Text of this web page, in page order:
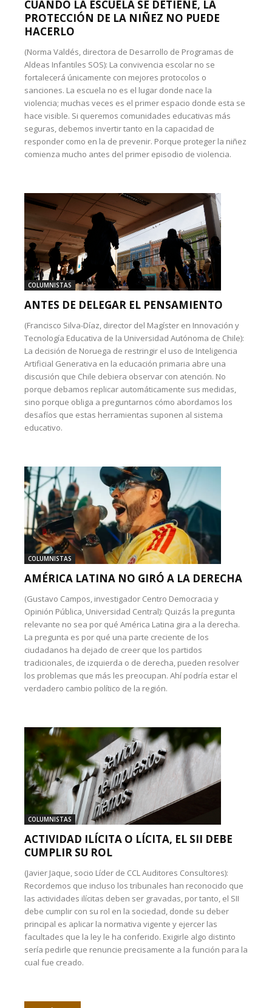
CUANDO LA ESCUELA SE DETIENE, LA
PROTECCIÓN DE LA NIÑEZ NO PUEDE
HACERLO
(Norma Valdés, directora de Desarrollo de Programas de
Aldeas Infantiles SOS): La convivencia escolar no se
fortalecerá únicamente con mejores protocolos o
sanciones. La escuela no es el lugar donde nace la
violencia; muchas veces es el primer espacio donde esta se
hace visible. Si queremos comunidades educativas más
seguras, debemos invertir tanto en la capacidad de
responder como en la de prevenir. Porque proteger la niñez
comienza mucho antes del primer episodio de violencia.
COLUMNISTAS
ANTES DE DELEGAR EL PENSAMIENTO
(Francisco Silva-Díaz, director del Magíster en Innovación y
Tecnología Educativa de la Universidad Autónoma de Chile):
La decisión de Noruega de restringir el uso de Inteligencia
Artificial Generativa en la educación primaria abre una
discusión que Chile debiera observar con atención. No
porque debamos replicar automáticamente sus medidas,
sino porque obliga a preguntarnos cómo abordamos los
desafíos que estas herramientas suponen al sistema
educativo.
COLUMNISTAS
AMÉRICA LATINA NO GIRÓ A LA DERECHA
(Gustavo Campos, investigador Centro Democracia y
Opinión Pública, Universidad Central): Quizás la pregunta
relevante no sea por qué América Latina gira a la derecha.
La pregunta es por qué una parte creciente de los
ciudadanos ha dejado de creer que los partidos
tradicionales, de izquierda o de derecha, pueden resolver
los problemas que más les preocupan. Ahí podría estar el
verdadero cambio político de la región.
COLUMNISTAS
ACTIVIDAD ILÍCITA O LÍCITA, EL SII DEBE
CUMPLIR SU ROL
(Javier Jaque, socio Líder de CCL Auditores Consultores):
Recordemos que incluso los tribunales han reconocido que
las actividades ilícitas deben ser gravadas, por tanto, el SII
debe cumplir con su rol en la sociedad, donde su deber
principal es aplicar la normativa vigente y ejercer las
facultades que la ley le ha conferido. Exigirle algo distinto
sería pedirle que renuncie precisamente a la función para la
cual fue creado.